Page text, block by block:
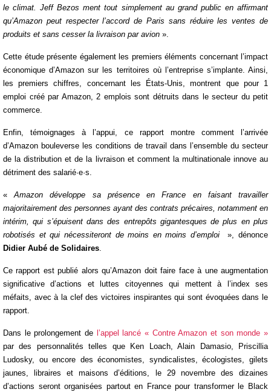
le climat. Jeff Bezos ment tout simplement au grand public en affirmant
qu’Amazon peut respecter l’accord de Paris sans réduire les ventes de
produits et sans cesser la livraison par avion ».
Cette étude présente également les premiers éléments concernant l’impact
économique d’Amazon sur les territoires où l’entreprise s’implante. Ainsi,
les premiers chiffres, concernant les États-Unis, montrent que pour 1
emploi créé par Amazon, 2 emplois sont détruits dans le secteur du petit
commerce.
Enfin, témoignages à l’appui, ce rapport montre comment l’arrivée
d’Amazon bouleverse les conditions de travail dans l’ensemble du secteur
de la distribution et de la livraison et comment la multinationale innove au
détriment des salarié·e·s.
«Amazon développe sa présence en France en faisant travailler
majoritairement des personnes ayant des contrats précaires, notamment en
intérim, qui s’épuisent dans des entrepôts gigantesques de plus en plus
robotisés et qui nécessiteront de moins en moins d’emploi
», dénonce
Didier Aubé de Solidaires.
Ce rapport est publié alors qu’Amazon doit faire face à une augmentation
significative d’actions et luttes citoyennes qui mettent à l’index ses
méfaits, avec à la clef des victoires inspirantes qui sont évoquées dans le
rapport.
Dans le prolongement de l’appel lancé « Contre Amazon et son monde »
par des personnalités telles que Ken Loach, Alain Damasio, Priscillia
Ludosky, ou encore des économistes, syndicalistes, écologistes, gilets
jaunes, libraires et maisons d’éditions, le 29 novembre des dizaines
d’actions seront organisées partout en France pour transformer le Black